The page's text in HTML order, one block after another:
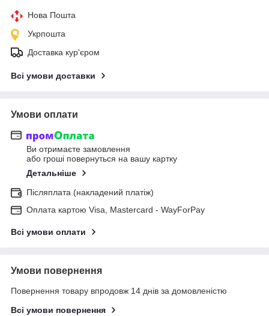
Нова Пошта
Укрпошта
Доставка кур'єром
Всі умови доставки
Умови оплати
Ви отримаєте замовлення
або гроші повернуться на вашу картку
Детальніше
Післяплата (накладений платіж)
Оплата картою Visa, Mastercard - WayForPay
Всі умови оплати
Умови повернення
Повернення товару впродовж 14 днів за домовленістю
Всі умови повернення